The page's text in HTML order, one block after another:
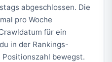
abgeschlossen. Die
pro Woche
für ein
in der Rankings-
bewegst.